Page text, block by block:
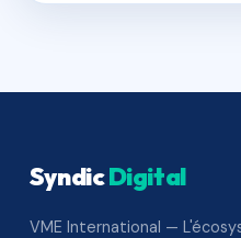
SyndicDigital
VME International —